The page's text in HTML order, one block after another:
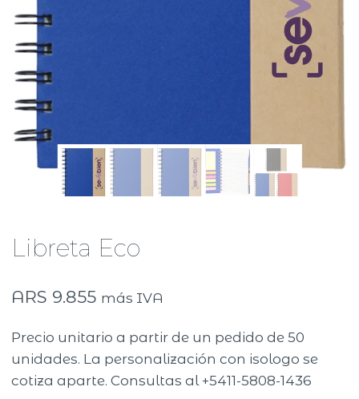
Libreta Eco
ARS 9.855 más IVA
Precio unitario a partir de un pedido de 50
unidades. La personalización con isologo se
cotiza aparte. Consultas al +5411-5808-1436